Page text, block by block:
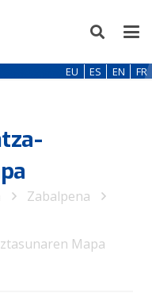
EU ES EN FR
Zabalpena
Mapa